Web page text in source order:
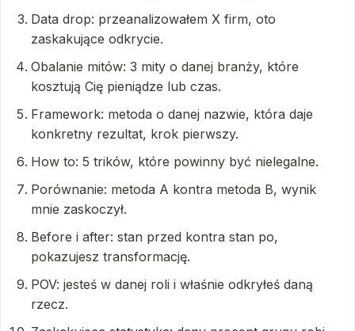
Data drop: przeanalizowałem X firm, oto
zaskakujące odkrycie.
Obalanie mitów: 3 mity o danej branży, które
kosztują Cię pieniądze lub czas.
Framework: metoda o danej nazwie, która daje
konkretny rezultat, krok pierwszy.
How to: 5 trików, które powinny być nielegalne.
Porównanie: metoda A kontra metoda B, wynik
mnie zaskoczył.
Before i after: stan przed kontra stan po,
pokazujesz transformację.
POV: jesteś w danej roli i właśnie odkryłeś daną
rzecz.